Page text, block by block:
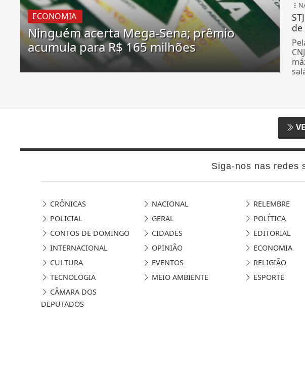
ECONOMIA
Ninguém acerta Mega-Sena; prêmio
acumula para R$ 165 milhões
de
Siga-nos nas redes
CRÔNICAS NACIONAL
RELEMBRE
POLICIAL
GERAL
POLÍTICA
CONTOS DE DOMINGO
CIDADES
EDITORIAL
INTERNACIONAL
OPINIÃO
ECONOMIA
CULTURA
EVENTOS
RELIGIÃO
TECNOLOGIA
MEIO AMBIENTE
ESPORTE
CÂMARA DOS
DEPUTADOS